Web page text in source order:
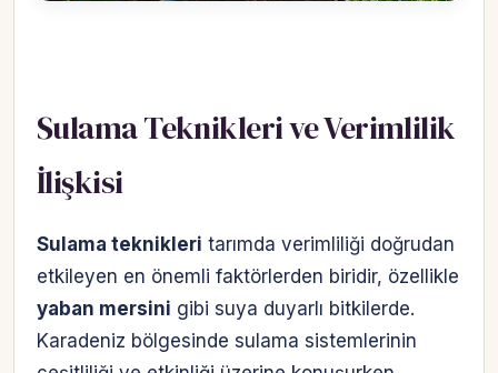
Sulama Teknikleri ve Verimlilik
İlişkisi
Sulama teknikleri tarımda verimliliği doğrudan
etkileyen en önemli faktörlerden biridir, özellikle
yaban mersini gibi suya duyarlı bitkilerde.
Karadeniz bölgesinde sulama sistemlerinin